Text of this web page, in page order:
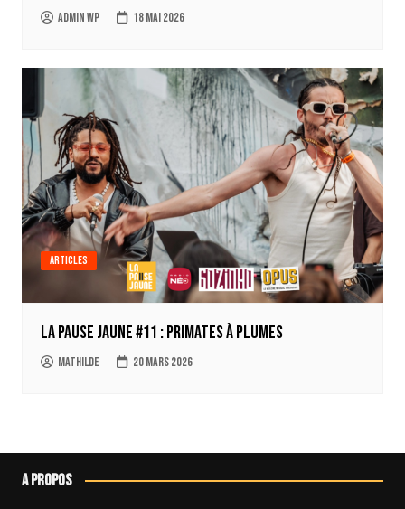
Admin WP 18 mai 2026
Articles
La Pause Jaune #11 : Primates à Plumes
Mathilde 20 mars 2026
A propos